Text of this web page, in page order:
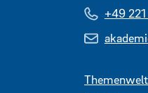
+49